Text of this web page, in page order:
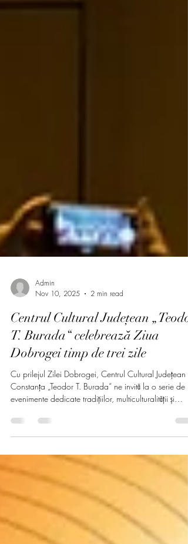
Admin
Nov 10, 2025
2 min read
Centrul Cultural Județean „Teodor
T. Burada“ celebrează Ziua
Dobrogei timp de trei zile
Cu prilejul Zilei Dobrogei, Centrul Cultural Județean
Constanța „Teodor T. Burada“ ne invită la o serie de
noiembrie 2025. Timp de trei zile pline de energie,
muzică și emoție, sărbătorim împreună spiritul
dobrogean, locul unde se întâlnesc armonios istoria,
arta și oamenii. Programul evenimentului: 13
noiembrie, ora 18.00 - Regal dobrogean cu
Ansamblul Folcloric Pro